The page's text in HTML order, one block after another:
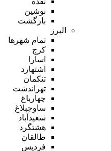
نوشین
بازگشت
البرز
تمام شهر‌ها
کرج
اسارا
اشتهارد
تنکمان
تهراندشت
چهارباغ
ساوجبلاغ
سعیدآباد
هشتگرد
طالقان
فردیس